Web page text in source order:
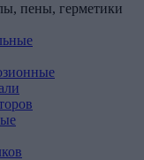
пены, герметики